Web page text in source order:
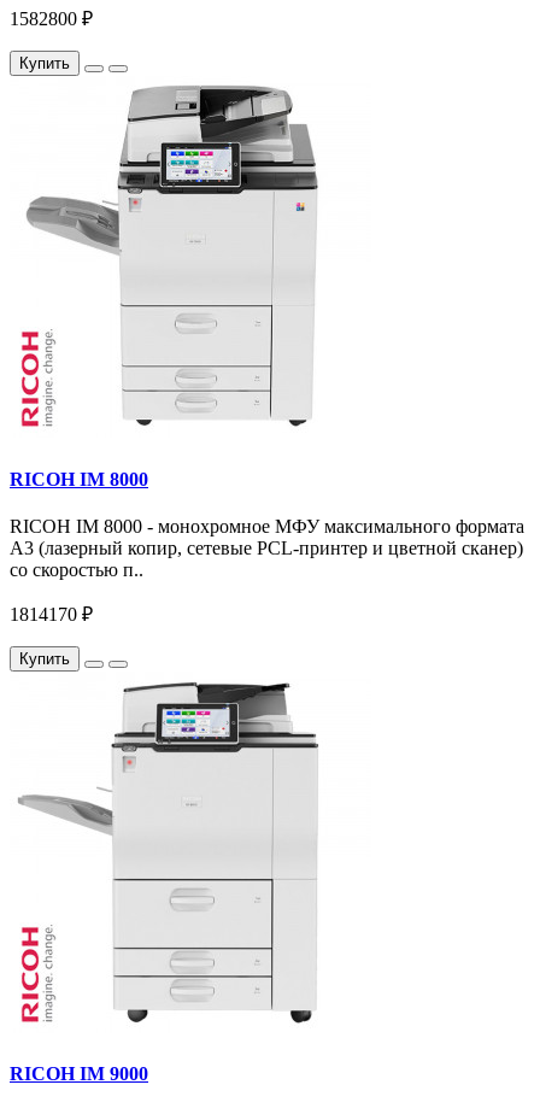
1582800 ₽
Купить
RICOH IM 8000
RICOH IM 8000 - монохромное МФУ максимального формата
А3 (лазерный копир, сетевые PCL-принтер и цветной сканер)
со скоростью п..
1814170 ₽
Купить
RICOH IM 9000